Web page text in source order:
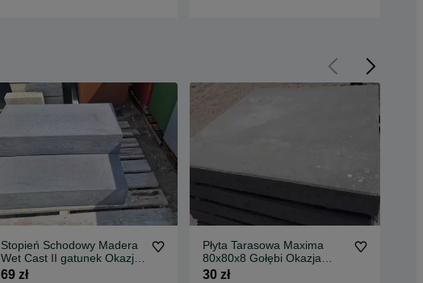
Stopień Schodowy Madera
Wet Cast II gatunek Okazja
Wyprzedaż !
69 zł
Płyta Tarasowa Maxima
80x80x8 Gołębi Okazja
Libet Promocja II gatunek
30 zł